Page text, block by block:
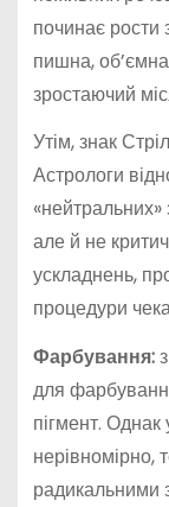
починає
пишна,
зростаючий
Утім, знак
Астрологи
але й не
ускладнень,
процедури
Фарбування:
для
пігмент. Однак
нерівномірно,
радикальними